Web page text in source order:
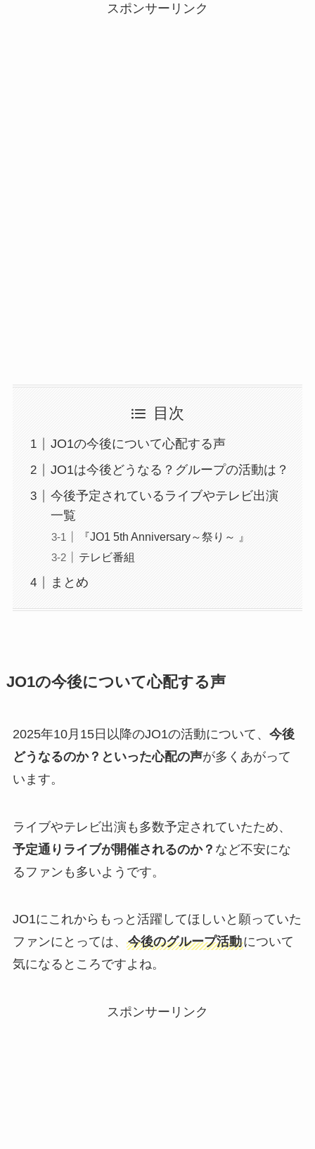
スポンサーリンク
目次
JO1の今後について心配する声
JO1は今後どうなる？グループの活動は？
今後予定されているライブやテレビ出演
一覧
『JO1 5th Anniversary～祭り～ 』
テレビ番組
まとめ
JO1の今後について心配する声
2025年10月15日以降のJO1の活動について、 今後
どうなるのか？といった心配の声が多くあがって
います。
ライブやテレビ出演も多数予定されていたため、
予定通りライブが開催されるのか？ など不安にな
るファンも多いようです。
JO1にこれからもっと活躍してほしいと願っていた
ファンにとっては、 今後のグループ活動について
気になるところですよね。
スポンサーリンク